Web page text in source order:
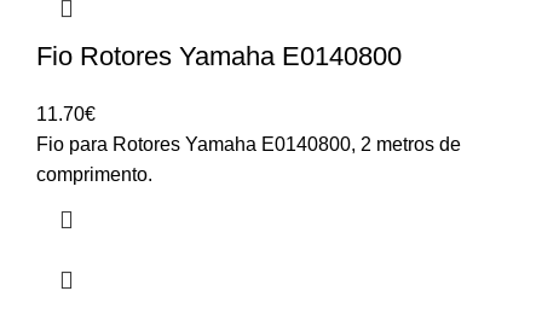
Fio Rotores Yamaha E0140800
11.70€
Fio para Rotores Yamaha E0140800, 2 metros de
comprimento.